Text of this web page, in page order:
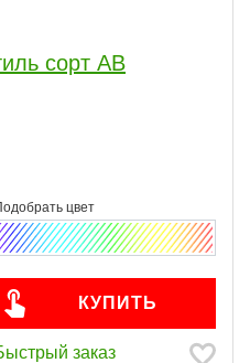
сорт АВ
КУПИТЬ
заказ